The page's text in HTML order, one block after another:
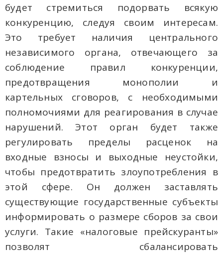
будет стремиться подорвать всякую
конкуренцию, следуя своим интересам.
Это требует наличия центрального
независимого органа, отвечающего за
соблюдение правил конкуренции,
предотвращения монополии и
картельных сговоров, с необходимыми
полномочиями для реагирования в случае
нарушений. Этот орган будет также
регулировать пределы расценок на
входные взносы и выходные неустойки,
чтобы предотвратить злоупотребления в
этой сфере. Он должен заставлять
существующие государственные субъекты
информировать о размере сборов за свои
услуги. Такие «налоговые прейскуранты»
позволят сбалансировать